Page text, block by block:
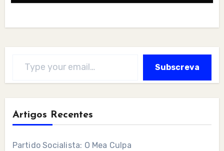
Subscreva
Artigos Recentes
Partido Socialista: O Mea Culpa